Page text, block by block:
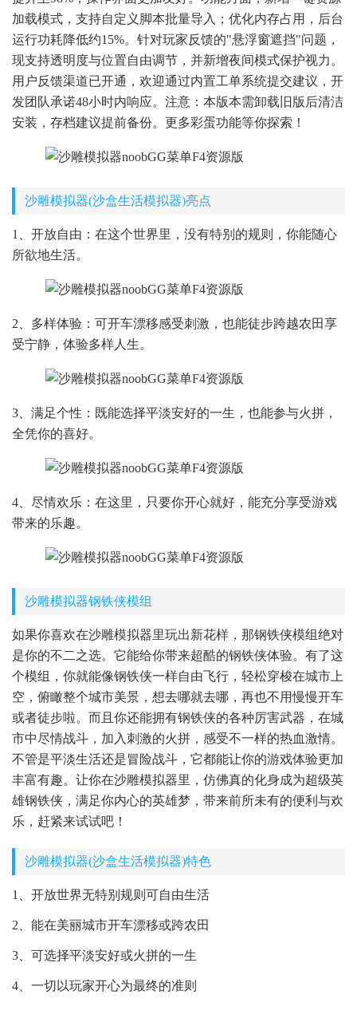
加载模式，支持自定义脚本批量导入；优化内存占用，后台
运行功耗降低约15%。针对玩家反馈的"悬浮窗遮挡"问题，
现支持透明度与位置自由调节，并新增夜间模式保护视力。
用户反馈渠道已开通，欢迎通过内置工单系统提交建议，开
发团队承诺48小时内响应。注意：本版本需卸载旧版后清洁
安装，存档建议提前备份。更多彩蛋功能等你探索！
沙雕模拟器(沙盒生活模拟器)亮点
1、开放自由：在这个世界里，没有特别的规则，你能随心
所欲地生活。
2、多样体验：可开车漂移感受刺激，也能徒步跨越农田享
受宁静，体验多样人生。
3、满足个性：既能选择平淡安好的一生，也能参与火拼，
全凭你的喜好。
4、尽情欢乐：在这里，只要你开心就好，能充分享受游戏
带来的乐趣。
沙雕模拟器钢铁侠模组
如果你喜欢在沙雕模拟器里玩出新花样，那钢铁侠模组绝对
是你的不二之选。它能给你带来超酷的钢铁侠体验。有了这
个模组，你就能像钢铁侠一样自由飞行，轻松穿梭在城市上
空，俯瞰整个城市美景，想去哪就去哪，再也不用慢慢开车
或者徒步啦。而且你还能拥有钢铁侠的各种厉害武器，在城
市中尽情战斗，加入刺激的火拼，感受不一样的热血激情。
不管是平淡生活还是冒险战斗，它都能让你的游戏体验更加
丰富有趣。让你在沙雕模拟器里，仿佛真的化身成为超级英
雄钢铁侠，满足你内心的英雄梦，带来前所未有的便利与欢
乐，赶紧来试试吧！
沙雕模拟器(沙盒生活模拟器)特色
1、开放世界无特别规则可自由生活
2、能在美丽城市开车漂移或跨农田
3、可选择平淡安好或火拼的一生
4、一切以玩家开心为最终的准则